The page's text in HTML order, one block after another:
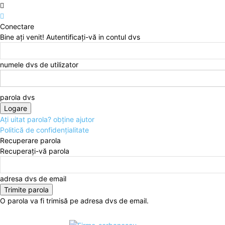
Conectare
Bine ați venit! Autentificați-vă in contul dvs
numele dvs de utilizator
parola dvs
Ați uitat parola? obține ajutor
Politică de confidențialitate
Recuperare parola
Recuperați-vă parola
adresa dvs de email
O parola va fi trimisă pe adresa dvs de email.